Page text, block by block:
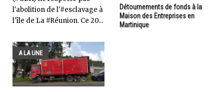
l'abolition de l'#esclavage à
l'île de La #Réunion. Ce 20...
Détournements de fonds à la
Maison des Entreprises en
Martinique
A LA UNE